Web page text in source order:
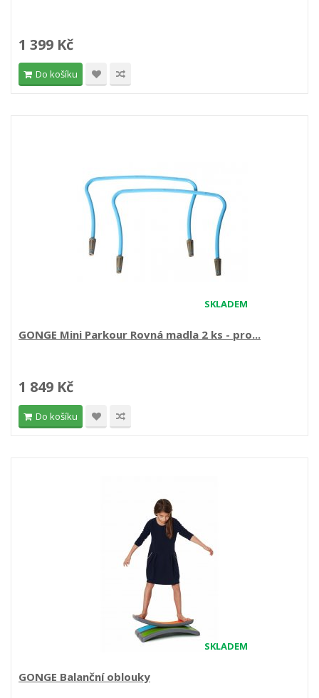
1 399 Kč
Do košíku
SKLADEM
GONGE Mini Parkour Rovná madla 2 ks - pro...
1 849 Kč
Do košíku
SKLADEM
GONGE Balanční oblouky